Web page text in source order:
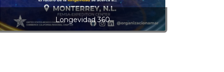
Longevidad 360